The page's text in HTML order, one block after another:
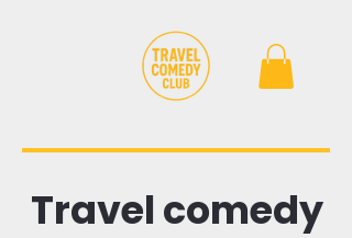
Travel comedy